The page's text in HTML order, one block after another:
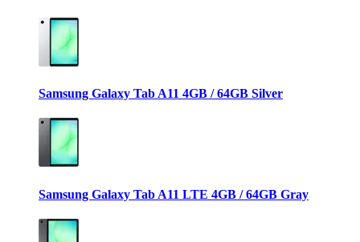
Samsung Galaxy Tab A11 4GB / 64GB Silver
Samsung Galaxy Tab A11 LTE 4GB / 64GB Gray